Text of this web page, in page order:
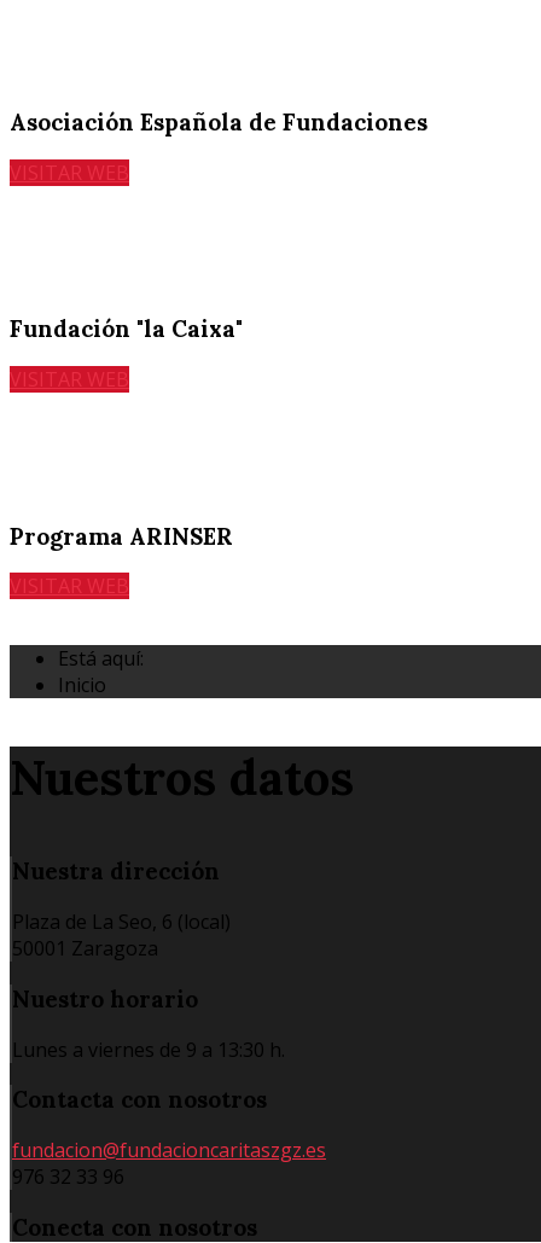
Asociación Española de Fundaciones
VISITAR WEB
Fundación "la Caixa"
VISITAR WEB
Programa ARINSER
VISITAR WEB
Está aquí:
Inicio
Nuestros datos
Nuestra dirección
Plaza de La Seo, 6 (local)
50001 Zaragoza
Nuestro horario
Lunes a viernes de 9 a 13:30 h.
Contacta con nosotros
fundacion@fundacioncaritaszgz.es
976 32 33 96
Conecta con nosotros